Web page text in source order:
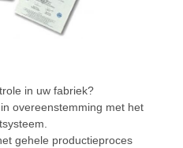
in uw fabriek?
overeenstemming met het
gehele productieproces